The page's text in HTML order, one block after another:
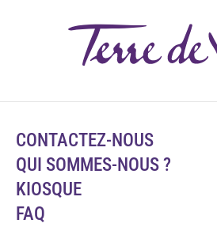
CONTACTEZ-NOUS
QUI SOMMES-NOUS ?
KIOSQUE
FAQ